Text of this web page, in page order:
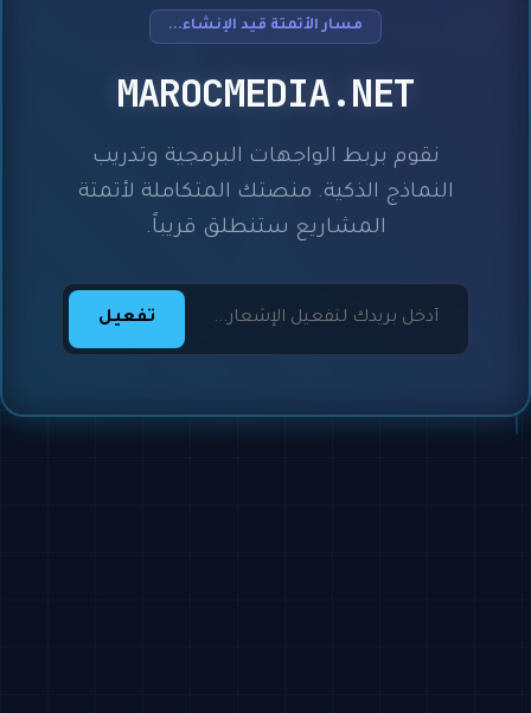
مسار الأتمتة قيد الإنشاء...
MAROCMEDIA.NET
نقوم بربط الواجهات البرمجية وتدريب
النماذج الذكية. منصتك المتكاملة لأتمتة
المشاريع ستنطلق قريباً.
تفعيل